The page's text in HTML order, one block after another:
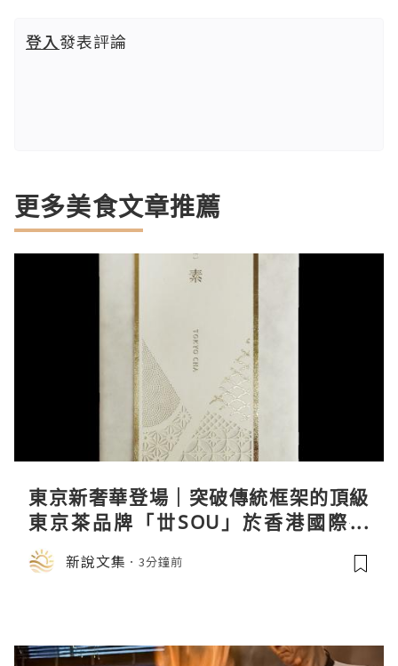
登入發表評論
更多美食文章推薦
東京新奢華登場｜突破傳統框架的頂級
東京茶品牌「丗SOU」於香港國際茶
展首度亮相
新說文集 3分鐘前